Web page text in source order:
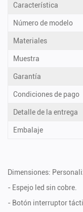
Característica
Número de modelo
Materiales
Muestra
Garantía
Condiciones de pago
Detalle de la entrega
Embalaje
Dimensiones:
- Espejo led sin cobre.
- Botón interruptor